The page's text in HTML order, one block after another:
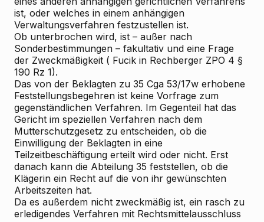
ist, oder welches in einem anhängigen
Verwaltungsverfahren festzustellen ist.
Ob unterbrochen wird, ist – außer nach
Sonderbestimmungen – fakultativ und eine Frage
der Zweckmäßigkeit ( Fucik in Rechberger ZPO 4 §
190 Rz 1).
Das von der Beklagten zu 35 Cga 53/17w erhobene
Feststellungsbegehren ist keine Vorfrage zum
gegenständlichen Verfahren. Im Gegenteil hat das
Gericht im speziellen Verfahren nach dem
Mutterschutzgesetz zu entscheiden, ob die
Einwilligung der Beklagten in eine
Teilzeitbeschäftigung erteilt wird oder nicht. Erst
danach kann die Abteilung 35 feststellen, ob die
Klägerin ein Recht auf die von ihr gewünschten
Arbeitszeiten hat.
Da es außerdem nicht zweckmäßig ist, ein rasch zu
erledigendes Verfahren mit Rechtsmittelausschluss